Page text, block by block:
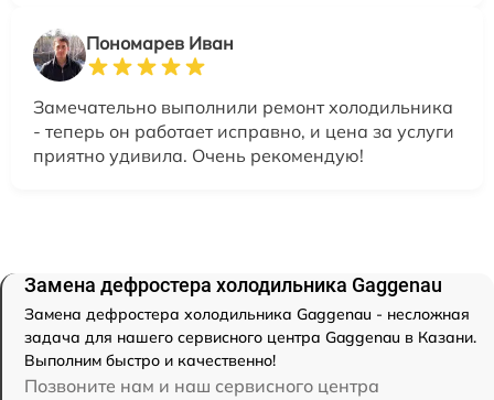
Пономарев Иван
Замечательно выполнили ремонт холодильника
- теперь он работает исправно, и цена за услуги
приятно удивила. Очень рекомендую!
Замена дефростера холодильника Gaggenau
Замена дефростера холодильника Gaggenau - несложная
задача для нашего сервисного центра Gaggenau в Казани.
Выполним быстро и качественно!
Позвоните нам и наш сервисного центра